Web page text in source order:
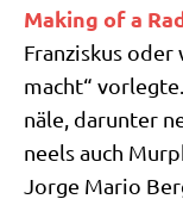
Making of a
Fran­zis­kus
macht“
nä­le, dar­un­ter
neels auch
Jor­ge Mario